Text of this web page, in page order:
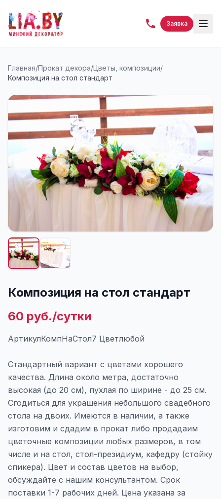
Заявка
Главная/Прокат декора/Цветы, композиции/
Композиция на стол стандарт
Композиция на стол стандарт
60 руб./сутки
АртикулКомпНаСтол7 Цветлюбой
Стандартный вариант с цветами хорошего
качества. Длина около метра, достаточно
высокая (до 20 см), пухлая по ширине - до 25 см.
Сгодиться для украшения небольшого свадебного
стола на двоих. Имеются в наличии, а также
изготовим и сдадим в прокат либо продадаим
цветочные композиции любых размеров, в том
числе и на стол, стол-президиум, кафедру (стойку
спикера). Цвет и состав цветов на выбор,
обсуждайте с нашим консультантом. Срок
поставки 1-7 рабочих дней. Цена указана за